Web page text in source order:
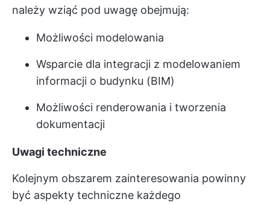
należy wziąć pod uwagę obejmują:
Możliwości modelowania
Wsparcie dla integracji z modelowaniem
informacji o budynku (BIM)
Możliwości renderowania i tworzenia
dokumentacji
Uwagi techniczne
Kolejnym obszarem zainteresowania powinny
być aspekty techniczne każdego